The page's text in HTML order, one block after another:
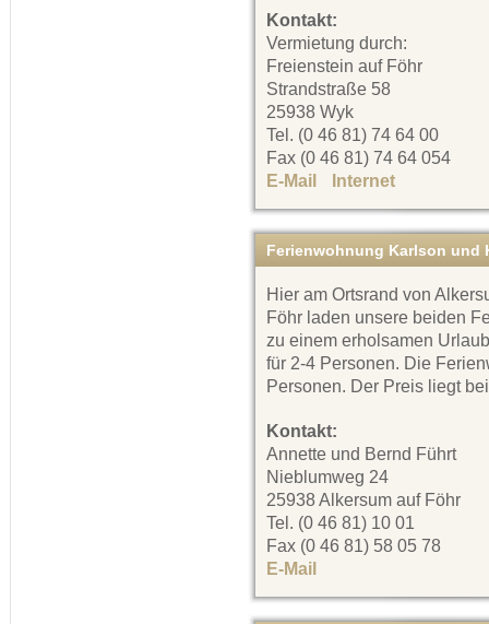
Kontakt:
Vermietung durch:
Freienstein auf Föhr
Strandstraße 58
25938 Wyk
Tel. (0 46 81) 74 64 00
Fax (0 46 81) 74 64 054
E-Mail
Internet
Ferienwohnung Karlson und
Hier am Ortsrand von
Föhr laden unsere beiden
zu einem erholsamen
für 2-4 Personen. Die
Personen. Der Preis liegt
Kontakt:
Annette und Bernd Führt
Nieblumweg 24
25938 Alkersum auf Föhr
Tel. (0 46 81) 10 01
Fax (0 46 81) 58 05 78
E-Mail